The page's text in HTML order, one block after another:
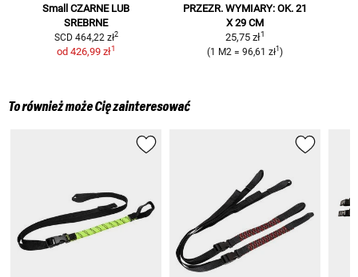
Small CZARNE LUB
SREBRNE
SCD 464,22 zł2
od 426,99 zł1
PRZEZR. WYMIARY: OK. 21
X 29 CM
25,75 zł1
(1 M2 =96,61 zł1)
To również może Cię zainteresować